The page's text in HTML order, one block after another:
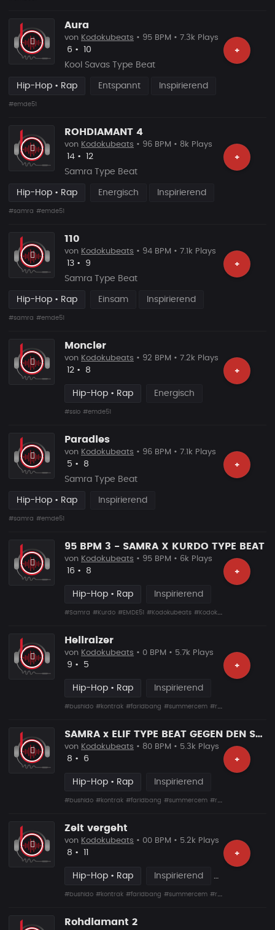
Aura
+
von Kodokubeats • 95 BPM • 7.3k Plays
Likes
6 • Vorgeschlagen
10
Kool Savas Type Beat
Hip-Hop • Rap Entspannt Inspirierend
#emde51
ROHDIAMANT 4
+
von Kodokubeats • 96 BPM • 8k Plays
Likes
14 • Vorgeschlagen
12
Samra Type Beat
Hip-Hop • Rap Energisch Inspirierend
#samra #emde51
110
+
von Kodokubeats • 94 BPM • 7.1k Plays
Likes
13 • Vorgeschlagen
9
Samra Type Beat
Hip-Hop • Rap Einsam Inspirierend
#samra #emde51
Moncler
+
von Kodokubeats • 92 BPM • 7.2k Plays
Likes
12 • Vorgeschlagen
8
Hip-Hop • Rap Energisch
#ssio #emde51
Paradies
+
von Kodokubeats • 96 BPM • 7.1k Plays
Likes
5 • Vorgeschlagen
8
Samra Type Beat
Hip-Hop • Rap Inspirierend
#samra #emde51
95 BPM 3 - SAMRA X KURDO TYPE BEAT
+
von Kodokubeats • 95 BPM • 6k Plays
Likes
16 • Vorgeschlagen
8
Hip-Hop • Rap Inspirierend
#Samra #Kurdo #EMDE51 #Kodokubeats #Kodoku
Hellraizer
+
von Kodokubeats • 0 BPM • 5.7k Plays
Likes
9 • Vorgeschlagen
5
Hip-Hop • Rap Inspirierend
#bushido #kontrak #faridbang #summercem #rafcamora
SAMRA x ELIF TYPE BEAT GEGEN DEN STROM
+
von Kodokubeats • 80 BPM • 5.3k Plays
Likes
8 • Vorgeschlagen
6
Hip-Hop • Rap Inspirierend
#bushido #kontrak #faridbang #summercem #rafcamora
Zeit vergeht
+
von Kodokubeats • 00 BPM • 5.2k Plays
Likes
8 • Vorgeschlagen
Hip-Hop • Rap Inspirierend
#bushido #kontrak #faridbang #summercem #rafcamora
Rohdiamant 2